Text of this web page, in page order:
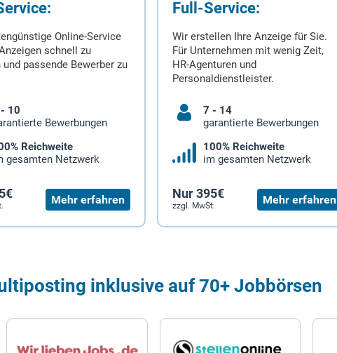
Online-Service
schnell zu
passende Bewerber zu
10
Bewerbungen
Reichweite
gesamten Netzwerk
Mehr erfahren
Full-Service:
Wir erstellen Ihre Anzeige für Sie.
Für Unternehmen mit wenig Zeit,
HR-Agenturen und
Personaldienstleister.
7 - 14
garantierte Bewerbungen
100% Reichweite
im gesamten Netzwerk
Nur 395€
zzgl. MwSt. Mehr erfahren
inklusive auf 70+ Jobbörsen